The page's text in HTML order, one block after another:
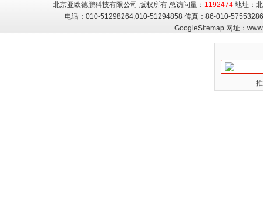
北京亚欧德鹏科技有限公司 版权所有 总访问量： 1192474 地址：
电话：010-51298264,010-51294858 传真：86-010-
GoogleSitemap网址：